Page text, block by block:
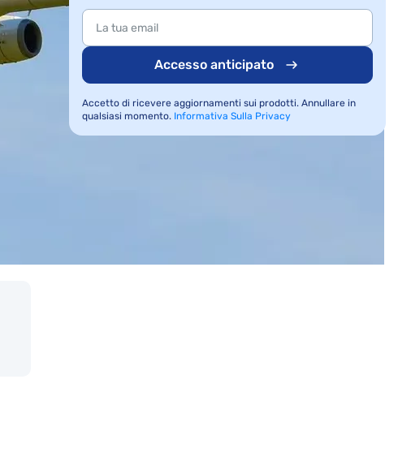
Accesso anticipato
Accetto di ricevere aggiornamenti sui prodotti. Annullare in
qualsiasi momento. Informativa Sulla Privacy